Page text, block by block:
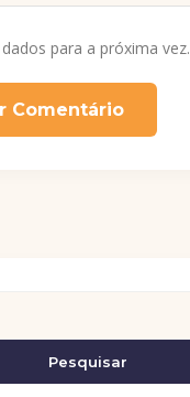
para a próxima vez.
Comentário
Pesquisar